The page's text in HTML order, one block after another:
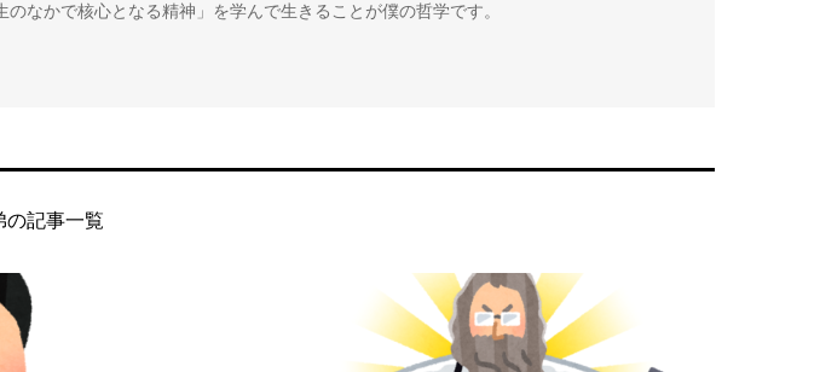
なかで核心となる精神」を学んで生きることが僕の哲学です。
の記事一覧